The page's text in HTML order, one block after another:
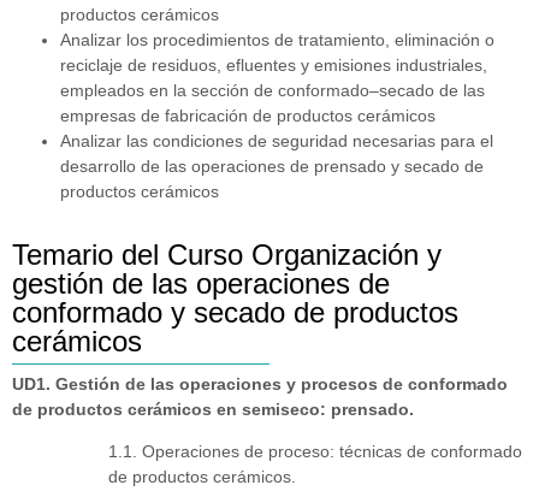
productos cerámicos
Analizar los procedimientos de tratamiento, eliminación o
reciclaje de residuos, efluentes y emisiones industriales,
empleados en la sección de conformado–secado de las
empresas de fabricación de productos cerámicos
Analizar las condiciones de seguridad necesarias para el
desarrollo de las operaciones de prensado y secado de
productos cerámicos
Temario del Curso Organización y
gestión de las operaciones de
conformado y secado de productos
cerámicos
UD1. Gestión de las operaciones y procesos de conformado
de productos cerámicos en semiseco: prensado.
1.1. Operaciones de proceso: técnicas de conformado
de productos cerámicos.